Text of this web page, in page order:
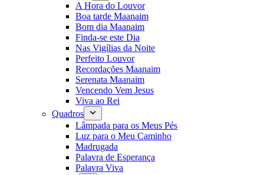
A Hora do Louvor
Boa tarde Maanaim
Bom dia Maanaim
Finda-se este Dia
Nas Vigílias da Noite
Perfeito Louvor
Recordações Maanaim
Serenata Maanaim
Vencendo Vem Jesus
Viva ao Rei
Quadros
Lâmpada para os Meus Pés
Luz para o Meu Caminho
Madrugada
Palavra de Esperança
Palavra Viva